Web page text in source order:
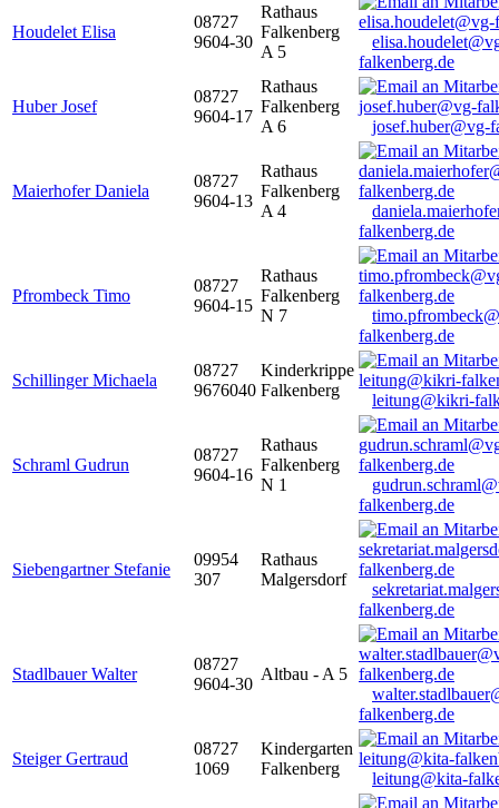
Houdelet Elisa
08727
9604-30
Rathaus
Falkenberg
A 5
falkenberg.de
Huber Josef
08727
9604-17
Rathaus
Falkenberg
A 6
josef.huber@vg-
Maierhofer Daniela
08727
9604-13
Rathaus
Falkenberg
A 4
falkenberg.de
Pfrombeck Timo
08727
9604-15
Rathaus
Falkenberg
N 7
falkenberg.de
Schillinger Michaela
08727
9676040
Kinderkrippe
Falkenberg
leitung@kikri-
Schraml Gudrun
08727
9604-16
Rathaus
Falkenberg
N 1
falkenberg.de
Siebengartner Stefanie
09954
307
Rathaus
Malgersdorf
falkenberg.de
Stadlbauer Walter
08727
9604-30
Altbau - A 5
falkenberg.de
Steiger Gertraud
08727
1069
Kindergarten
Falkenberg
leitung@kita-